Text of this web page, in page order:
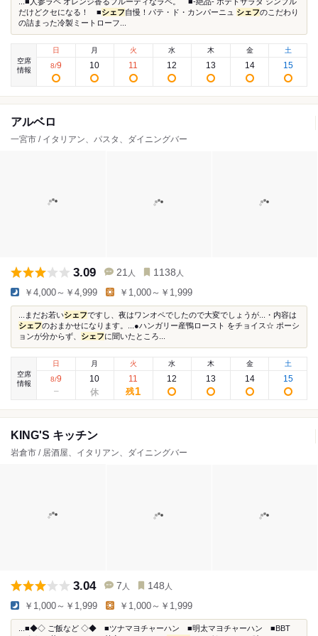
だけどクセになる！ ■シェフ自慢！パテ・ド・カンパーニュ シェフのこだわり
の詰まった冷製ミートローフ...
空席
情報
日
8/9
月
10
火
11
水
12
木
13
金
14
土
15
アルベロ
一宮市 / イタリアン、パスタ、ダイニングバー
3.09 21 人 1138 人
￥4,000～￥4,999 ￥1,000～￥1,999
...まだお若いシェフですし、夜はワンオペでしたので大変でしょうが...・内容は
シェフのおまかせになります。...●ハンガリー産鴨ロースト をチョイス☆ ポーシ
ョンが分からず、 シェフに聞いたところ...
空席
情報
日
8/9
月
10
火
11
残1
水
12
木
13
金
14
土
15
KING'S キッチン
岩倉市 / 居酒屋、イタリアン、ダイニングバー
3.04 7 人 148 人
￥1,000～￥1,999 ￥1,000～￥1,999
...■◆◇ ご飯など ◇◆ ■ツナマヨチャーハン ■明太マヨチャーハン ■BBT